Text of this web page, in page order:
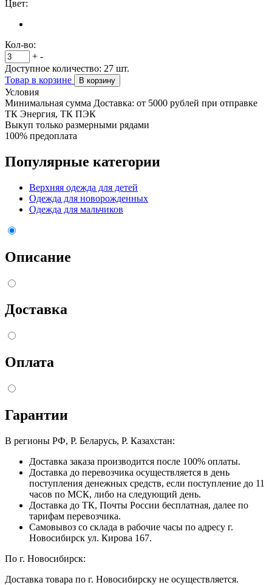
Цвет:
Кол-во:
+ -
Доступное количество: 27 шт.
Товар в корзине
В корзину
Условия
Минимальная сумма Доставка: от 5000 рублей при отправке
ТК Энергия, ТК ПЭК
Выкуп только размерными рядами
100% предоплата
Популярные категории
Верхняя одежда для детей
Одежда для новорожденных
Одежда для мальчиков
Описание
Доставка
Оплата
Гарантии
В регионы РФ, Р. Беларусь, Р. Казахстан:
Доставка заказа производится после 100% оплаты.
Доставка до перевозчика осуществляется в день
поступления денежных средств, если поступление до 11
часов по МСК, либо на следующий день.
Доставка до ТК, Почты России бесплатная, далее по
тарифам перевозчика.
Самовывоз со склада в рабочие часы по адресу г.
Новосибирск ул. Кирова 167.
По г. Новосибирск:
Доставка товара по г. Новосибирску не осуществляется.